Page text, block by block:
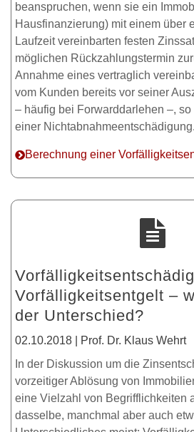
beanspruchen, wenn sie ein
Hausfinanzierung) mit einem über
Laufzeit vereinbarten festen
möglichen Rückzahlungstermin
Annahme eines vertraglich
vom Kunden bereits vor seiner
– häufig bei Forwarddarlehen –, so
einer Nichtabnahmeentschädigung.
Berechnung einer
Vorfälligkeitsentgelt –
der Unterschied?
02.10.2018 | Prof. Dr. Klaus Wehrt
In der Diskussion um die
vorzeitiger Ablösung von
eine Vielzahl von Begrifflichkeiten
dasselbe, manchmal aber auch